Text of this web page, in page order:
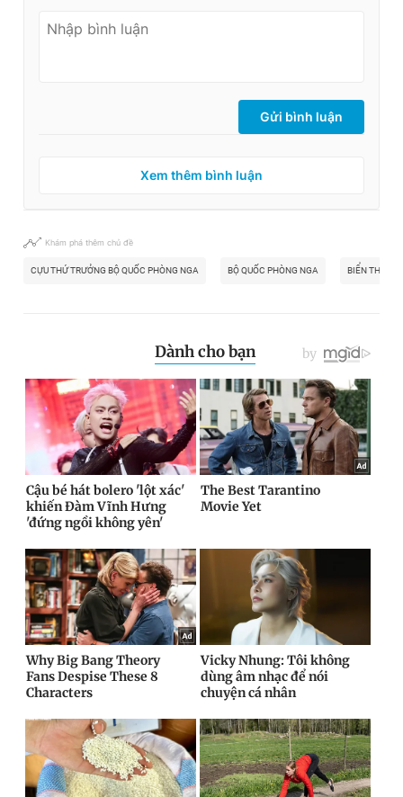
Gửi bình luận
Xem thêm bình luận
Khám phá thêm chủ đề
CỰU THỨ TRƯỞNG BỘ QUỐC PHÒNG NGA BỘ QUỐC PHÒNG NGA BIỂN THỦ